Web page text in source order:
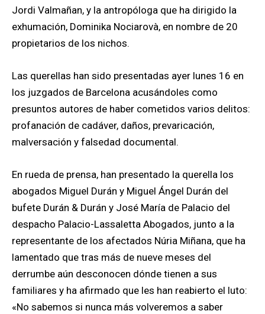
Jordi Valmañan, y la antropóloga que ha dirigido la
exhumación, Dominika Nociarovà, en nombre de 20
propietarios de los nichos.
Las querellas han sido presentadas ayer lunes 16 en
los juzgados de Barcelona acusándoles como
presuntos autores de haber cometidos varios delitos:
profanación de cadáver, daños, prevaricación,
malversación y falsedad documental.
En rueda de prensa, han presentado la querella los
abogados Miguel Durán y Miguel Ángel Durán del
bufete Durán & Durán y José María de Palacio del
despacho Palacio-Lassaletta Abogados, junto a la
representante de los afectados Núria Miñana, que ha
lamentado que tras más de nueve meses del
derrumbe aún desconocen dónde tienen a sus
familiares y ha afirmado que les han reabierto el luto:
«No sabemos si nunca más volveremos a saber